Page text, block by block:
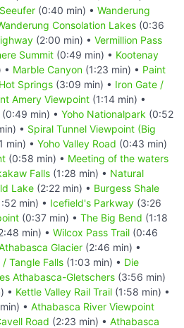
(0:40 min) • Wanderung
Consolation Lakes (0:36
(2:00 min) • Vermillion Pass
Summit (0:49 min) • Kootenay
• Marble Canyon (1:23 min) • Paint
Springs (3:09 min) • Iron Gate /
Amery Viewpoint (1:14 min) •
(0:49 min) • Yoho Nationalpark (0:52
• Spiral Tunnel Viewpoint (Big
min) • Yoho Valley Road (0:43 min)
(0:58 min) • Meeting of the waters
Falls (1:28 min) • Natural
Lake (2:22 min) • Burgess Shale
min) • Icefield's Parkway (3:26
(0:37 min) • The Big Bend (1:18
min) • Wilcox Pass Trail (0:46
Glacier (2:46 min) •
Tangle Falls (1:03 min) • Die
Athabasca-Gletschers (3:56 min)
• Kettle Valley Rail Trail (1:58 min) •
• Athabasca River Viewpoint
Road (2:23 min) • Athabasca